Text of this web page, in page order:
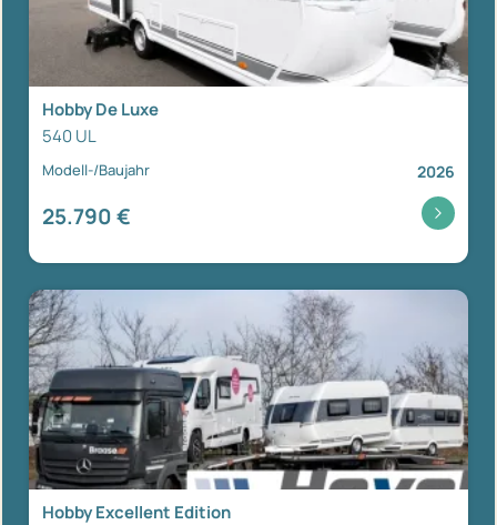
Hobby De Luxe
540 UL
Modell-/Baujahr 2026
25.790 €
Hobby Excellent Edition